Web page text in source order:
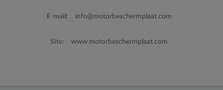
E-mail: info@motorbeschermplaat.com
Site: www.motorbeschermplaat.com